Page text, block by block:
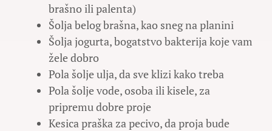
brašno ili palenta)
Šolja belog brašna, kao sneg na planini
Šolja jogurta, bogatstvo bakterija koje vam
žele dobro
Pola šolje ulja, da sve klizi kako treba
Pola šolje vode, osoba ili kisele, za
pripremu dobre proje
Kesica praška za pecivo, da proja bude